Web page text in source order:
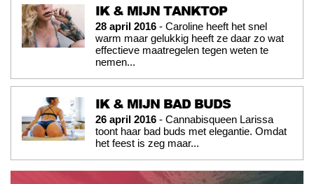
IK & MIJN TANKTOP
28 april 2016 - Caroline heeft het snel
warm maar gelukkig heeft ze daar zo wat
effectieve maatregelen tegen weten te
nemen...
IK & MIJN BAD BUDS
26 april 2016 - Cannabisqueen Larissa
toont haar bad buds met elegantie. Omdat
het feest is zeg maar...